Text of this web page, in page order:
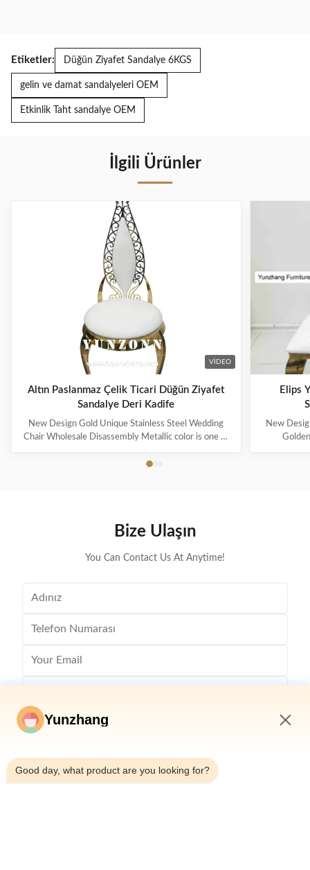
Etiketler: Düğün Ziyafet Sandalye 6KGS
gelin ve damat sandalyeleri OEM
Etkinlik Taht sandalye OEM
İlgili Ürünler
VIDEO
Altın Paslanmaz Çelik Ticari Düğün Ziyafet
Sandalye Deri Kadife
New Design Gold Unique Stainless Steel Wedding
Chair Wholesale Disassembly Metallic color is one of
nowadays, also be the color that can improve
Elips
New
Bize Ulaşın
You Can Contact Us At Anytime!
Yunzhang
Good day, what product are you looking for?